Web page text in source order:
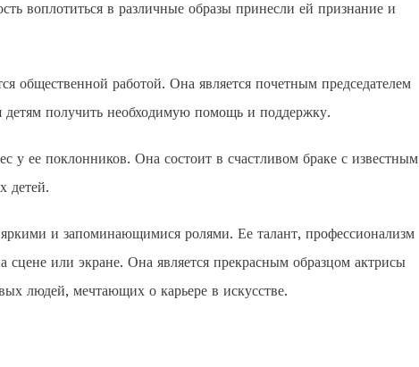
воплотиться в различные образы принесли ей признание и
общественной работой. Она является почетным председателем
получить необходимую помощь и поддержку.
ее поклонников. Она состоит в счастливом браке с известным
детей.
и запоминающимися ролями. Ее талант, профессионализм
или экране. Она является прекрасным образцом актрисы
людей, мечтающих о карьере в искусстве.